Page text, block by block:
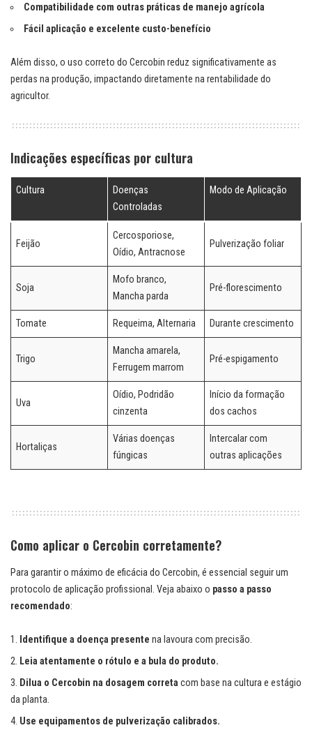
Compatibilidade com outras práticas de manejo agrícola
Fácil aplicação e excelente custo-benefício
Além disso, o uso correto do Cercobin reduz significativamente as
perdas na produção, impactando diretamente na rentabilidade do
agricultor.
Indicações específicas por cultura
Cultura
Doenças
Controladas
Modo de Aplicação
Feijão
Cercosporiose,
Oídio, Antracnose
Pulverização foliar
Soja
Mofo branco,
Mancha parda
Pré-florescimento
Tomate Requeima, Alternaria Durante crescimento
Trigo
Mancha amarela,
Ferrugem marrom
Pré-espigamento
Uva
Oídio, Podridão
cinzenta
Início da formação
dos cachos
Hortaliças
Várias doenças
fúngicas
Intercalar com
outras aplicações
Como aplicar o Cercobin corretamente?
Para garantir o máximo de eficácia do Cercobin, é essencial seguir um
protocolo de aplicação profissional. Veja abaixo o passo a passo
recomendado:
Identifique a doença presente na lavoura com precisão.
Leia atentamente o rótulo e a bula do produto.
Dilua o Cercobin na dosagem correta com base na cultura e estágio
da planta.
Use equipamentos de pulverização calibrados.